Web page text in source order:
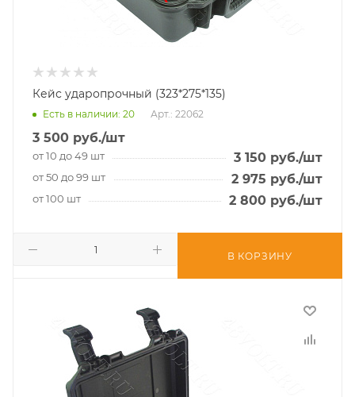
Кейс ударопрочный (323*275*135)
Есть в наличии: 20 Арт.: 22062
3 500 руб./шт
от 10 до 49 шт 3 150 руб./шт
от 50 до 99 шт 2 975 руб./шт
от 100 шт 2 800 руб./шт
В КОРЗИНУ